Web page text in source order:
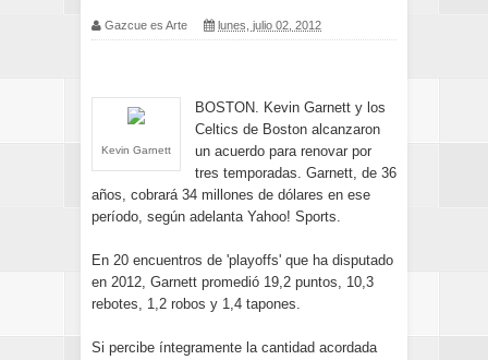
Gazcue es Arte lunes, julio 02, 2012
Kevin Garnett
BOSTON. Kevin Garnett y los
Celtics de Boston alcanzaron
un acuerdo para renovar por
tres temporadas. Garnett, de 36
años, cobrará 34 millones de dólares en ese
período, según adelanta Yahoo! Sports.
En 20 encuentros de 'playoffs' que ha disputado
en 2012, Garnett promedió 19,2 puntos, 10,3
rebotes, 1,2 robos y 1,4 tapones.
Si percibe íntegramente la cantidad acordada